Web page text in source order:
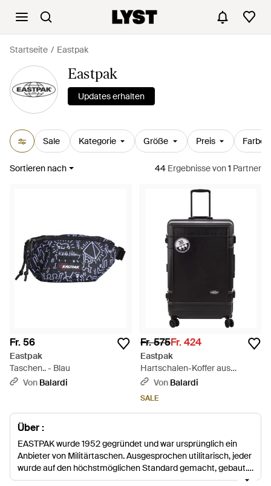
Startseite Eastpak
Eastpak
Updates erhalten
Sale Kategorie Größe Preis Farbe
Sortieren nach 44 Ergebnissevon1 Partner
Fr. 56
Eastpak
Taschen.. - Blau
Von Balardi
Fr. 575Fr. 424
Eastpak
Hartschalen-Koffer aus
Polycarbonat mit
Schwarz
Von Balardi
SALE
Über :
EASTPAK wurde 1952 gegründet und war ursprünglich ein
Anbieter von Militärtaschen. Ausgesprochen utilitarisch, jeder
wurde auf den höchstmöglichen Standard gemacht, gebaut,
um zu ertragen und zu halten. Mit EASTPAK „aus dem Wald